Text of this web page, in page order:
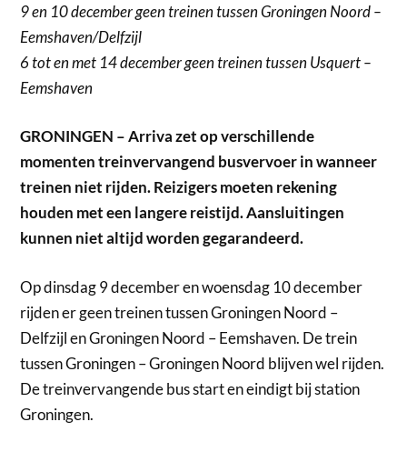
9 en 10 december geen treinen tussen Groningen Noord –
Eemshaven/Delfzijl
6 tot en met 14 december geen treinen tussen Usquert –
Eemshaven
GRONINGEN – Arriva zet op verschillende
momenten treinvervangend busvervoer in wanneer
treinen niet rijden. Reizigers moeten rekening
houden met een langere reistijd. Aansluitingen
kunnen niet altijd worden gegarandeerd.
Op dinsdag 9 december en woensdag 10 december
rijden er geen treinen tussen Groningen Noord –
Delfzijl en Groningen Noord – Eemshaven. De trein
tussen Groningen – Groningen Noord blijven wel rijden.
De treinvervangende bus start en eindigt bij station
Groningen.